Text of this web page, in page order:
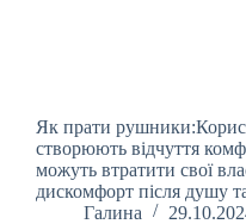
Як прати
створюють відчуття
можуть втратити свої
дискомфорт після душу
Галина